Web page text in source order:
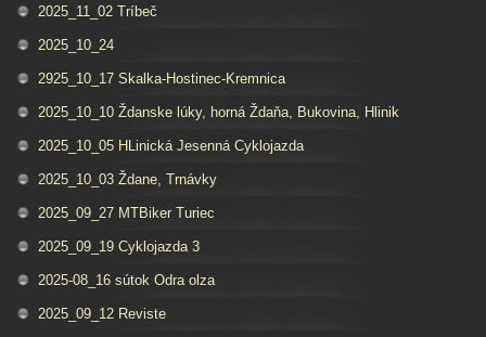
2025_11_02 Tríbeč
2025_10_24
2925_10_17 Skalka-Hostinec-Kremnica
2025_10_10 Ždanske lúky, horná Ždaňa, Bukovina, Hlinik
2025_10_05 HLinická Jesenná Cyklojazda
2025_10_03 Ždane, Trnávky
2025_09_27 MTBiker Turiec
2025_09_19 Cyklojazda 3
2025-08_16 sútok Odra olza
2025_09_12 Reviste